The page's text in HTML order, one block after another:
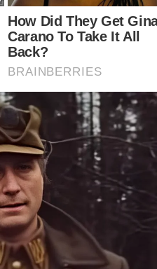
walhal ia merupakan
mematuhi arahan
pemenjaraan
sebelum rayuan
kerana
tersebut telah
katanya.
batal 14 syarat JKM,
ke pangkuan bapa
dipulangkan ke pangkuan